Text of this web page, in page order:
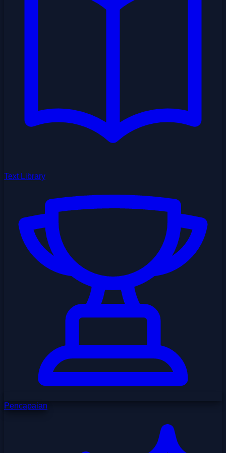
Text Library
Pencapaian